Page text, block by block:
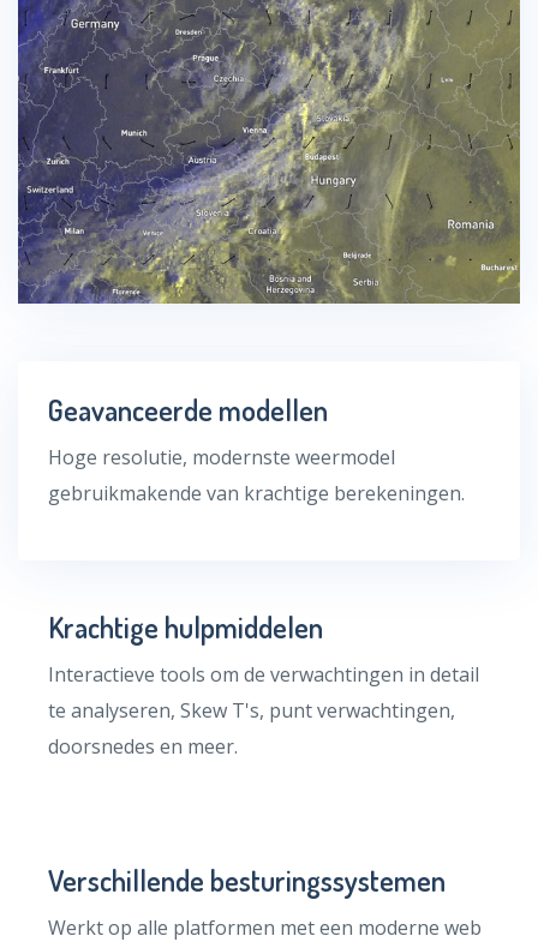
Geavanceerde modellen
Hoge resolutie, modernste weermodel
gebruikmakende van krachtige berekeningen.
Krachtige hulpmiddelen
Interactieve tools om de verwachtingen in detail
te analyseren, Skew T's, punt verwachtingen,
doorsnedes en meer.
Verschillende besturingssystemen
Werkt op alle platformen met een moderne web